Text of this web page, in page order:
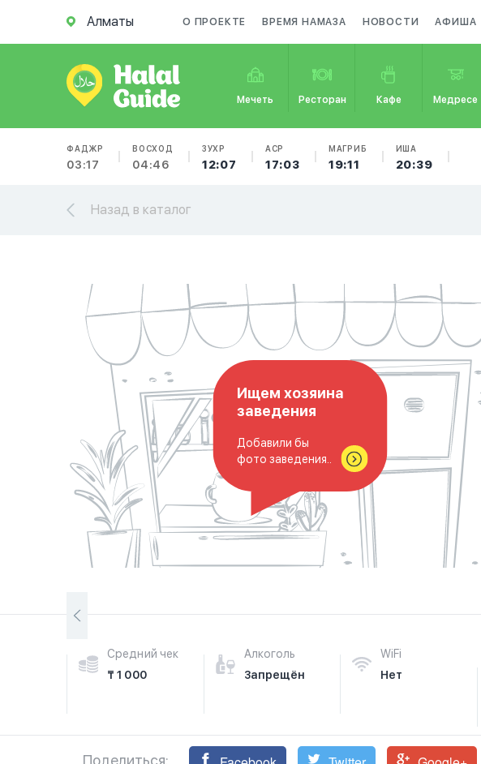
Алматы О ПРОЕКТЕ ВРЕМЯ НАМАЗА НОВОСТИ АФИША
Мечеть Ресторан Кафе Медресе
ФАДЖР
03:17
ВОСХОД
04:46
ЗУХР
12:07
АСР
17:03
МАГРИБ
19:11
ИША
20:39
Назад в каталог
Ищем хозяина
заведения
Добавили бы
фото заведения..
Средний чек
₸ 1 000
Алкоголь
Запрещён
WiFi
Нет
Поделиться: